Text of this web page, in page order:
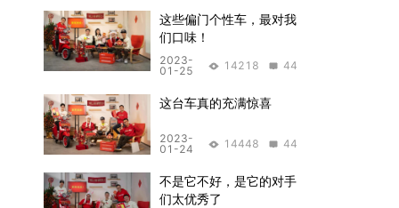
这些偏门个性车，最对我
们口味！
2023-
01-25
14218 44
这台车真的充满惊喜
2023-
01-24
14448 44
不是它不好，是它的对手
们太优秀了